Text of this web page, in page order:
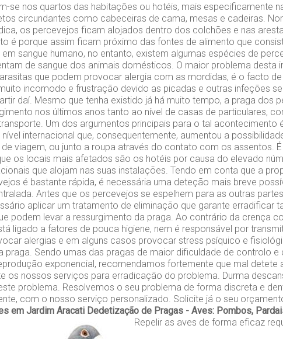
se nos quartos das habitações ou hotéis, mais especificamente
circundantes como cabeceiras de cama, mesas e cadeiras.
os percevejos ficam alojados dentro dos colchões e nas
é porque assim ficam próximo das fontes de alimento que
sangue humano, no entanto, existem algumas espécies de
de sangue dos animais domésticos. O maior problema desta
que podem provocar alergia com as mordidas, é o facto
incomodo e frustração devido as picadas e outras infeções
daí. Mesmo que tenha existido já há muito tempo, a praga dos
nos últimos anos tanto ao nível de casas de particulares,
Um dos argumentos principais para o tal acontecimento
internacional que, consequentemente, aumentou a
viagem, ou junto a roupa através do contato com os assentos.
os locais mais afetados são os hotéis por causa do elevado
que alojam nas suas instalações. Tendo em conta que a
é bastante rápida, é necessária uma deteção mais breve
Antes que os percevejos se espelhem para as outras
aplicar um tratamento de eliminação que garante erradificar
podem levar a ressurgimento da praga. Ao contrário da crença
ligado a fatores de pouca higiene, nem é responsável por
alergias e em alguns casos provocar stress psíquico e
praga. Sendo umas das pragas de maior dificuldade de controlo e
exponencial, recomendamos fortemente que mal detete
os nossos serviços para erradicação do problema. Durma
problema. Resolvemos o seu problema de forma discreta e
com o nosso serviço personalizado. Solicite já o seu
em Jardim Aracati Dedetização de Pragas - Aves: Pombos,
Repelir as aves de forma eficaz